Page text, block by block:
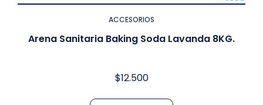
ACCESORIOS
Arena Sanitaria Baking Soda Lavanda 8KG.
$12.500